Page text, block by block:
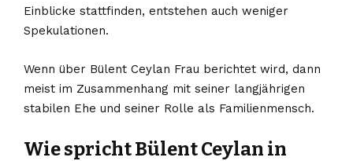
Einblicke stattfinden, entstehen auch weniger
Spekulationen.
Wenn über Bülent Ceylan Frau berichtet wird, dann
meist im Zusammenhang mit seiner langjährigen
stabilen Ehe und seiner Rolle als Familienmensch.
Wie spricht Bülent Ceylan in